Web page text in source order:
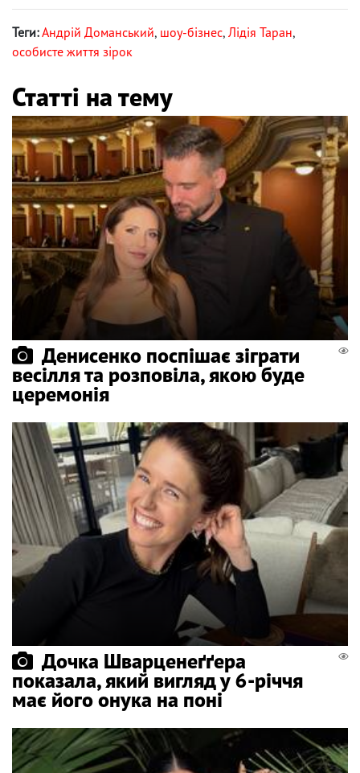
Теги:Андрій Доманський, шоу-бізнес, Лідія Таран,
особисте життя зірок
Статті на тему
Денисенко поспішає зіграти
весілля та розповіла, якою буде
церемонія
Дочка Шварценеґґера
показала, який вигляд у 6-річчя
має його онука на поні